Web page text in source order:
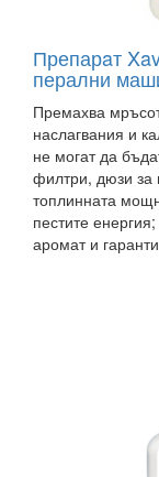
Препарaт
перални
Премахва
наслагвания и
не могат да
филтри, дюзи за
топлинната
пестите
аромат и